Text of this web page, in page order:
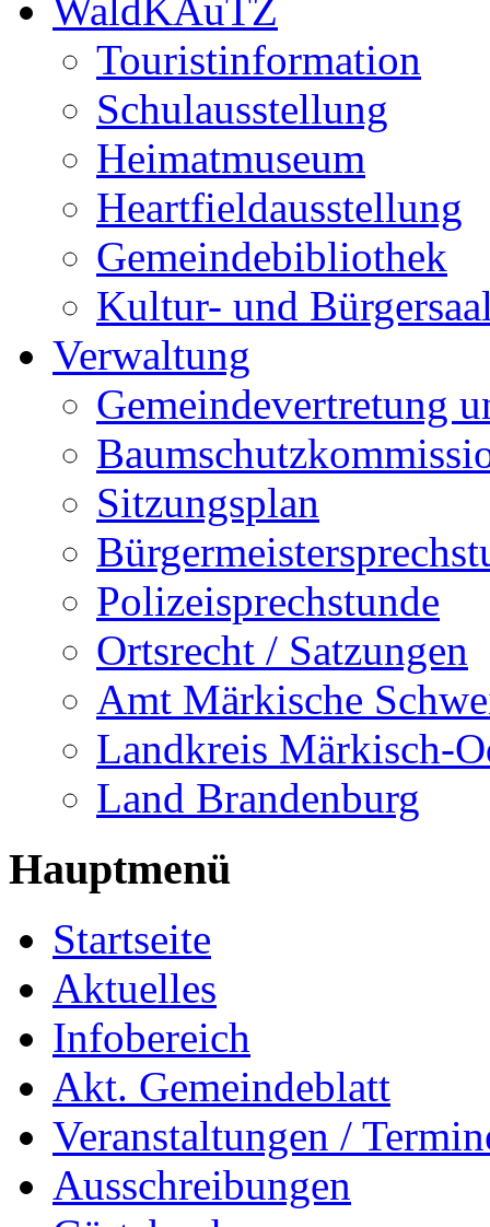
WaldKAuTZ
Touristinformation
Schulausstellung
Heimatmuseum
Heartfieldausstellung
Gemeindebibliothek
Kultur- und
Verwaltung
Gemeindevertretung
Sitzungsplan
Polizeisprechstunde
Ortsrecht / Satzungen
Amt Märkische
Landkreis Märkisch-
Land Brandenburg
Hauptmenü
Startseite
Aktuelles
Infobereich
Akt. Gemeindeblatt
Veranstaltungen /
Ausschreibungen